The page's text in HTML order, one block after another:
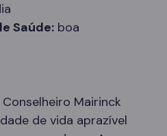
Saúde: boa
Mairinck
de vida aprazível